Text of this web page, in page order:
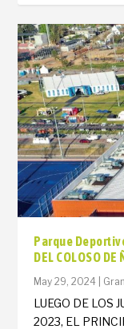
Parque
DEL COLOSO DE
May 29, 2024
LUEGO DE LOS
2023, EL